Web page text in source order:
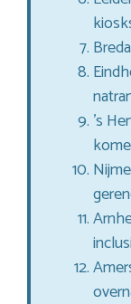
’s